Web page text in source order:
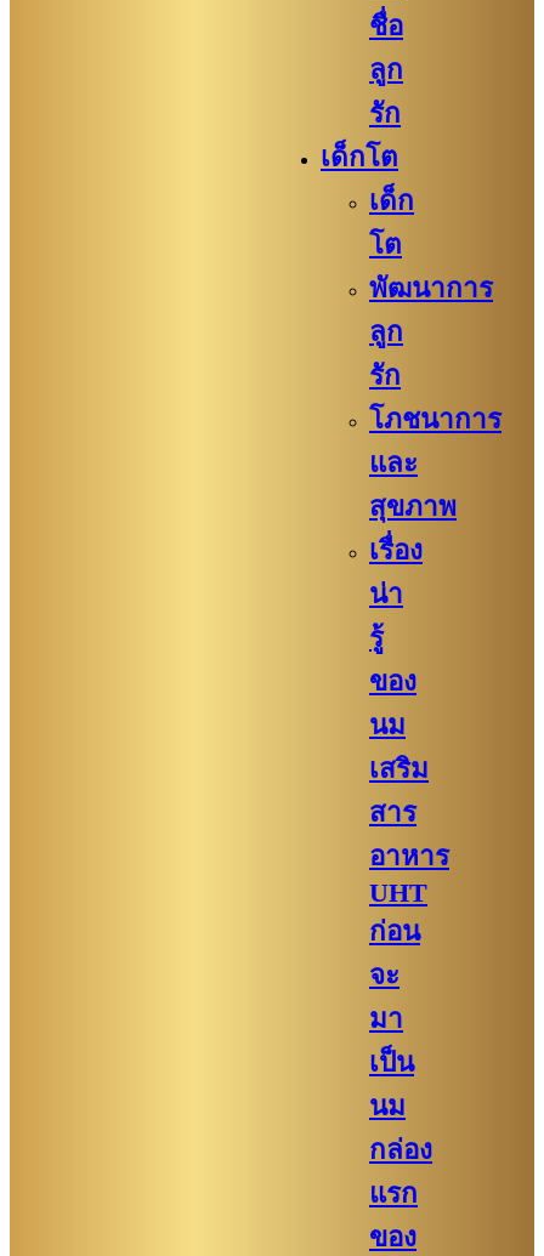
ชื่อ
ลูก
รัก
เด็กโต
เด็ก
โต
พัฒนาการ
ลูก
รัก
โภชนาการ
และ
สุขภาพ
เรื่อง
น่า
รู้
ของ
นม
เสริม
สาร
อาหาร
UHT
ก่อน
จะ
มา
เป็น
นม
กล่อง
แรก
ของ